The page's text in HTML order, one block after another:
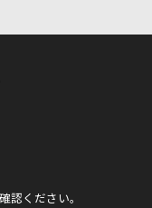
認ください。